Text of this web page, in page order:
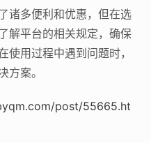
诸多便利和优惠，但在选
解平台的相关规定，确保
使用过程中遇到问题时，
方案。
post/55665.ht